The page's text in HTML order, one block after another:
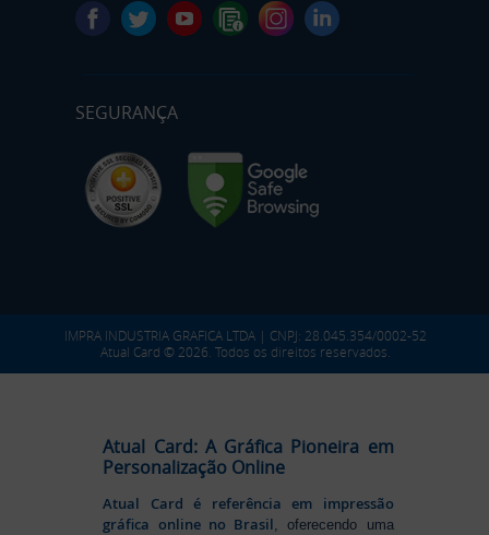
SEGURANÇA
IMPRA INDUSTRIA GRAFICA LTDA | CNPJ: 28.045.354/0002-52
Atual Card © 2026. Todos os direitos reservados.
Atual Card: A Gráfica Pioneira em
Personalização Online
Atual Card é referência em impressão
gráfica online no Brasil , oferecendo uma